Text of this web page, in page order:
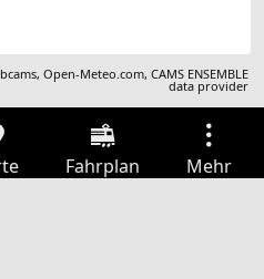
,Open-Meteo.com,CAMS ENSEMBLE
data provider
Fahrplan Mehr